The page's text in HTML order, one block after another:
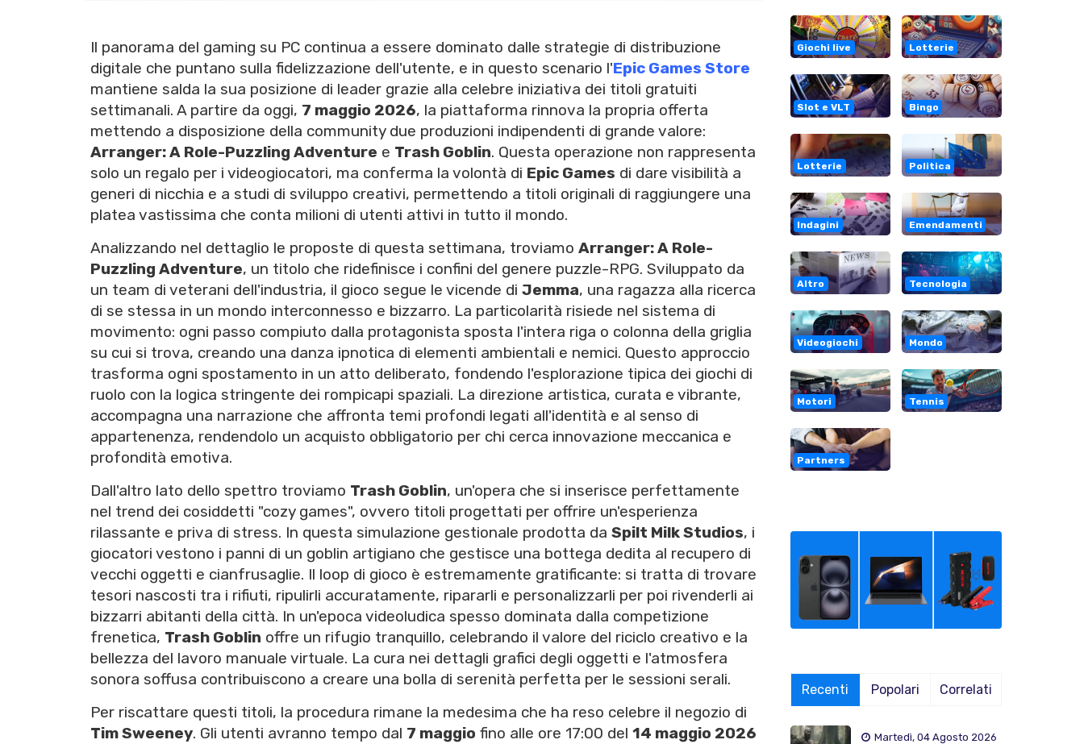
Il panorama del gaming su PC continua a essere dominato dalle strategie di distribuzione
digitale che puntano sulla fidelizzazione dell'utente, e in questo scenario l'Epic Games Store
mantiene salda la sua posizione di leader grazie alla celebre iniziativa dei titoli gratuiti
settimanali. A partire da oggi, 7 maggio 2026, la piattaforma rinnova la propria offerta
mettendo a disposizione della community due produzioni indipendenti di grande valore:
Arranger: A Role-Puzzling Adventure e Trash Goblin. Questa operazione non rappresenta
solo un regalo per i videogiocatori, ma conferma la volontà di Epic Games di dare visibilità a
generi di nicchia e a studi di sviluppo creativi, permettendo a titoli originali di raggiungere una
platea vastissima che conta milioni di utenti attivi in tutto il mondo.
Analizzando nel dettaglio le proposte di questa settimana, troviamo Arranger: A Role-
Puzzling Adventure, un titolo che ridefinisce i confini del genere puzzle-RPG. Sviluppato da
un team di veterani dell'industria, il gioco segue le vicende di Jemma, una ragazza alla ricerca
di se stessa in un mondo interconnesso e bizzarro. La particolarità risiede nel sistema di
movimento: ogni passo compiuto dalla protagonista sposta l'intera riga o colonna della griglia
su cui si trova, creando una danza ipnotica di elementi ambientali e nemici. Questo approccio
trasforma ogni spostamento in un atto deliberato, fondendo l'esplorazione tipica dei giochi di
ruolo con la logica stringente dei rompicapi spaziali. La direzione artistica, curata e vibrante,
accompagna una narrazione che affronta temi profondi legati all'identità e al senso di
appartenenza, rendendolo un acquisto obbligatorio per chi cerca innovazione meccanica e
profondità emotiva.
Dall'altro lato dello spettro troviamo Trash Goblin, un'opera che si inserisce perfettamente
nel trend dei cosiddetti "cozy games", ovvero titoli progettati per offrire un'esperienza
rilassante e priva di stress. In questa simulazione gestionale prodotta da Spilt Milk Studios, i
giocatori vestono i panni di un goblin artigiano che gestisce una bottega dedita al recupero di
vecchi oggetti e cianfrusaglie. Il loop di gioco è estremamente gratificante: si tratta di trovare
tesori nascosti tra i rifiuti, ripulirli accuratamente, ripararli e personalizzarli per poi rivenderli ai
bizzarri abitanti della città. In un'epoca videoludica spesso dominata dalla competizione
frenetica, Trash Goblin offre un rifugio tranquillo, celebrando il valore del riciclo creativo e la
bellezza del lavoro manuale virtuale. La cura nei dettagli grafici degli oggetti e l'atmosfera
sonora soffusa contribuiscono a creare una bolla di serenità perfetta per le sessioni serali.
Per riscattare questi titoli, la procedura rimane la medesima che ha reso celebre il negozio di
Tim Sweeney. Gli utenti avranno tempo dal 7 maggio fino alle ore 17:00 del 14 maggio 2026
Giochi live Lotterie
Slot e VLT Bingo
Lotterie Politica
Indagini Emendamenti
Altro Tecnologia
Videogiochi Mondo
Motori Tennis
Partners
Recenti Popolari Correlati
Martedì, 04 Agosto 2026